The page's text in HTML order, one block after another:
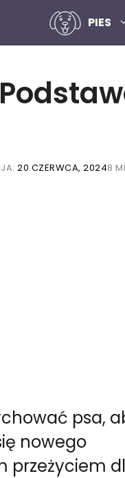
PIES
20 CZERWCA, 20248
psa,
nowego
przeżyciem